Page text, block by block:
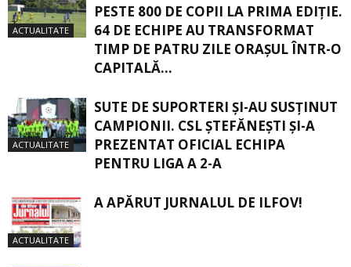
ACTUALITATE
PESTE 800 DE COPII LA PRIMA EDIȚIE.
64 DE ECHIPE AU TRANSFORMAT
TIMP DE PATRU ZILE ORAȘUL ÎNTR-O
CAPITALĂ...
ACTUALITATE
SUTE DE SUPORTERI ȘI-AU SUSȚINUT
CAMPIONII. CSL ȘTEFĂNEȘTI ȘI-A
PREZENTAT OFICIAL ECHIPA
PENTRU LIGA A 2-A
ACTUALITATE
A APĂRUT JURNALUL DE ILFOV!